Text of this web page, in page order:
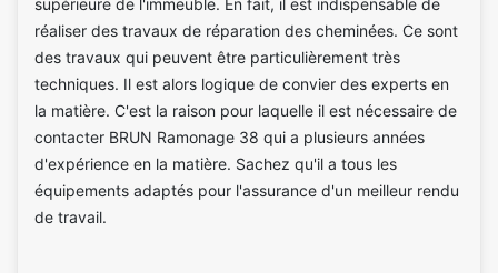
réaliser des travaux de réparation des cheminées. Ce sont
des travaux qui peuvent être particulièrement très
techniques. Il est alors logique de convier des experts en
la matière. C'est la raison pour laquelle il est nécessaire de
contacter BRUN Ramonage 38 qui a plusieurs années
d'expérience en la matière. Sachez qu'il a tous les
équipements adaptés pour l'assurance d'un meilleur rendu
de travail.